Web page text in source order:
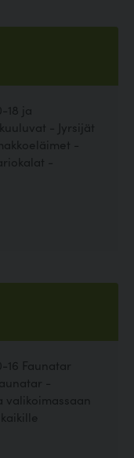
18 ja
- Jyrsijät
-
-
Faunatar
-
valikoimassaan